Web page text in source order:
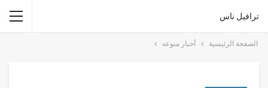
ترافيل ناس
الصفحة الرئيسية أخبار منوعه